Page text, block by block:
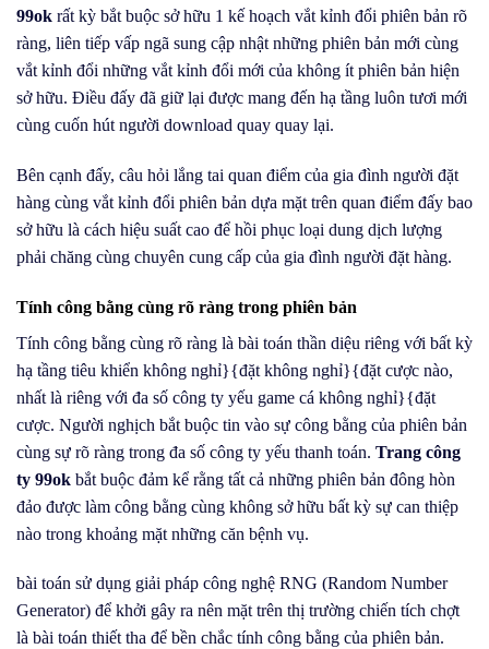
99ok rất kỳ bắt buộc sở hữu 1 kế hoạch vắt kỉnh đổi phiên bản rõ
ràng, liên tiếp vấp ngã sung cập nhật những phiên bản mới cùng
vắt kỉnh đổi những vắt kỉnh đổi mới của không ít phiên bản hiện
sở hữu. Điều đấy đã giữ lại được mang đến hạ tầng luôn tươi mới
cùng cuốn hút người download quay quay lại.
Bên cạnh đấy, câu hỏi lắng tai quan điểm của gia đình người đặt
hàng cùng vắt kỉnh đổi phiên bản dựa mặt trên quan điểm đấy bao
sở hữu là cách hiệu suất cao để hồi phục loại dung dịch lượng
phải chăng cùng chuyên cung cấp của gia đình người đặt hàng.
Tính công bằng cùng rõ ràng trong phiên bản
Tính công bằng cùng rõ ràng là bài toán thần diệu riêng với bất kỳ
hạ tầng tiêu khiển không nghỉ}{đặt không nghỉ}{đặt cược nào,
nhất là riêng với đa số công ty yếu game cá không nghỉ}{đặt
cược. Người nghịch bắt buộc tin vào sự công bằng của phiên bản
cùng sự rõ ràng trong đa số công ty yếu thanh toán. Trang công
ty 99ok bắt buộc đảm kể rằng tất cả những phiên bản đông hòn
đảo được làm công bằng cùng không sở hữu bất kỳ sự can thiệp
nào trong khoảng mặt những căn bệnh vụ.
bài toán sử dụng giải pháp công nghệ RNG (Random Number
Generator) để khởi gây ra nên mặt trên thị trường chiến tích chợt
là bài toán thiết tha để bền chắc tính công bằng của phiên bản.